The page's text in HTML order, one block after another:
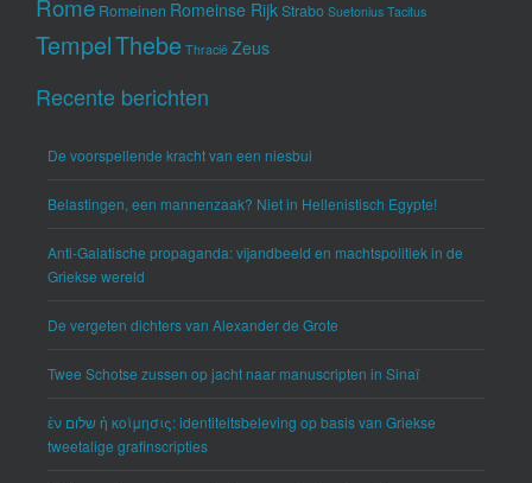
Rome Romeinen Romeinse RijkStrabo Suetonius Tacitus
TempelThebe Thracië Zeus
Recente berichten
De voorspellende kracht van een niesbui
Belastingen, een mannenzaak? Niet in Hellenistisch Egypte!
Anti-Galatische propaganda: vijandbeeld en machtspolitiek in de
Griekse wereld
De vergeten dichters van Alexander de Grote
Twee Schotse zussen op jacht naar manuscripten in Sinaï
ἐν שלום ἡ κοίμησις: identiteitsbeleving op basis van Griekse
tweetalige grafinscripties